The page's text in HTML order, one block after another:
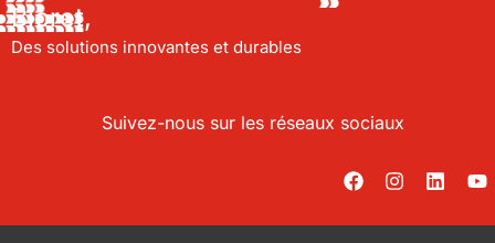
Bioret,
Des solutions innovantes et durables
Suivez-nous sur les réseaux sociaux